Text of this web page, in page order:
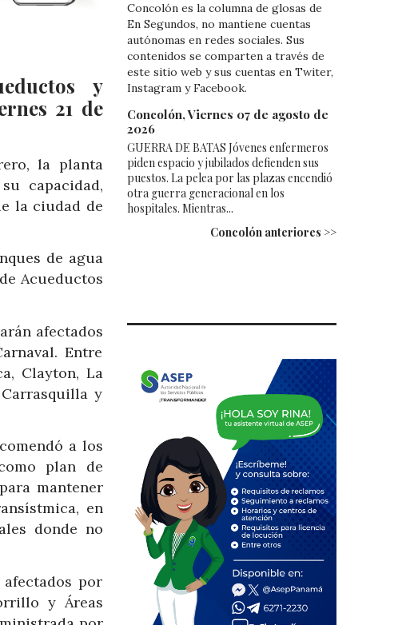
y
21 de
la planta
capacidad,
la ciudad de
de agua
Acueductos
afectados
Entre
Clayton, La
y
a los
plan de
mantener
en
donde no
por
y Áreas
Concolón es la columna de glosas de
En Segundos, no mantiene cuentas
autónomas en redes sociales. Sus
contenidos se comparten a través de
este sitio web y sus cuentas en Twiter,
Instagram y Facebook.
Concolón, Viernes 07 de agosto de
2026
GUERRA DE BATAS Jóvenes enfermeros
piden espacio y jubilados defienden sus
puestos. La pelea por las plazas encendió
otra guerra generacional en los
hospitales. Mientras...
Concolón anteriores >>